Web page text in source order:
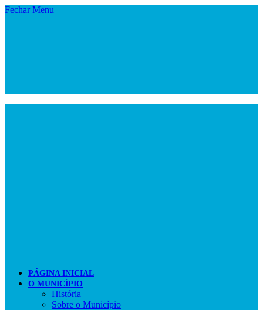
Fechar Menu
PÁGINA INICIAL
O MUNICÍPIO
História
Sobre o Município